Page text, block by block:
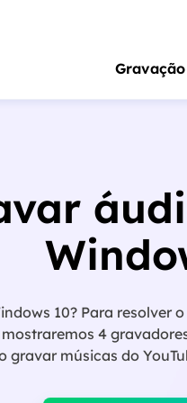
10? Para
4
gravar músicas do
